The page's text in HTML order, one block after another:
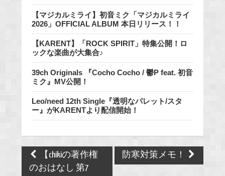
【マジカルミライ】初音ミク「マジカルミライ
2026」OFFICIAL ALBUM 本日リリース！！
【KARENT】「ROCK SPIRIT」特集公開！ロ
ックな楽曲が大集合♪
39ch Originals 『Cocho Cocho / 鬱P feat. 初音
ミク』MV公開！
Leo/need 12th Single『透明なパレット/スタ
ー』がKARENTより配信開始！
Post
navigation
【chikiの著作権
のおはなし 第7
防寒対策メモ！